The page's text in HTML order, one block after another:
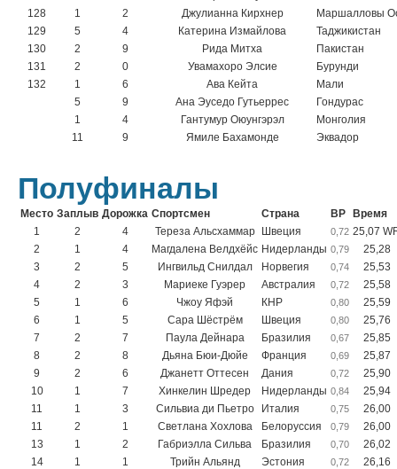
128
1 2 Джулианна Кирхнер
Маршалловы
129
5 4 Катерина Измайлова
Таджикистан
130
2 9 Рида Митха
Пакистан
131
2 0 Увамахоро Элсие
Бурунди
132
1 6 Ава Кейта
Мали
5
9 Ана Эуседо Гутьеррес
Гондурас
1
4 Гантумур Оюунгэрэл
Монголия
11
9 Ямиле Бахамонде Эквадор
Полуфиналы
Место Заплыв Дорожка Спортсмен Страна ВР
Время
1
2 4 Тереза Альсхаммар Швеция 0,72 25,07
2
1 4 Магдалена Велдхёйс Нидерланды 0,79
25,28
3
2 5 Ингвильд Снилдал Норвегия 0,74
25,53
4
2 3 Мариеке Гуэрер Австралия 0,72
25,58
5
1 6 Чжоу Яфэй КНР 0,80
25,59
6
1 5 Сара Шёстрём Швеция 0,80
25,76
7
2 7 Паула Дейнара Бразилия 0,67
25,85
8
2 8 Дьяна Бюи-Дюйе Франция 0,69
25,87
9
2 6 Джанетт Оттесен Дания 0,72
25,90
10
1 7 Хинкелин Шредер Нидерланды 0,84
25,94
11
1 3 Сильвиа ди Пьетро Италия 0,75
26,00
11
2 1 Светлана Хохлова Белоруссия 0,79
26,00
13
1 2 Габриэлла Сильва Бразилия 0,70
26,02
14
1 1 Трийн Альянд Эстония 0,72
26,16